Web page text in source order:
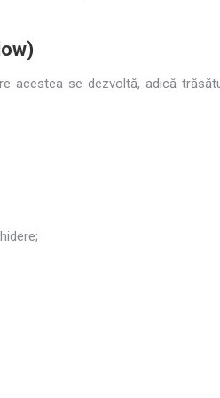
acestea se dezvoltă, adică